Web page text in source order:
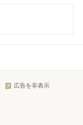
広告を非表示